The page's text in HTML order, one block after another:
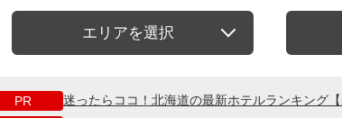
エリアを選択
PR
迷ったらココ！北海道の最新ホテルランキング【